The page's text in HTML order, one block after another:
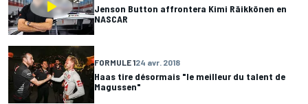
Jenson Button affrontera Kimi Räikkönen en
NASCAR
FORMULE 124 avr. 2018
Haas tire désormais "le meilleur du talent de
Magussen"